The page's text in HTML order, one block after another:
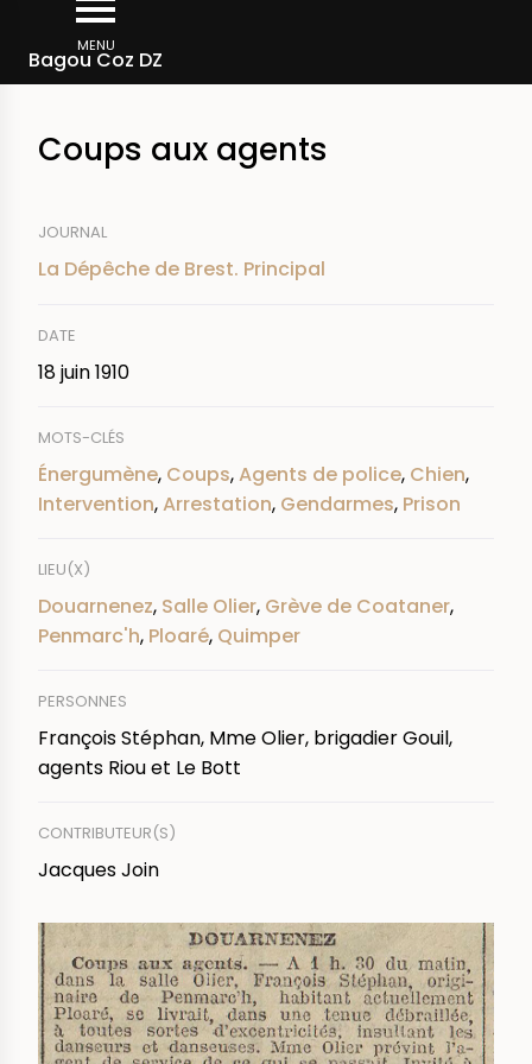
contenu
MENU
Bagou Coz DZ
d'Ariane
Rechercher dans la presse
Coups aux agents
JOURNAL
La Dépêche de Brest. Principal
DATE
18 juin 1910
MOTS-CLÉS
Énergumène, Coups,Agents de police, Chien,
Intervention,Arrestation, Gendarmes, Prison
LIEU(X)
Douarnenez, Salle Olier, Grève de Coataner,
Penmarc'h, Ploaré, Quimper
PERSONNES
François Stéphan, Mme Olier, brigadier Gouil,
agents Riou et Le Bott
CONTRIBUTEUR(S)
Jacques Join
IMAGE